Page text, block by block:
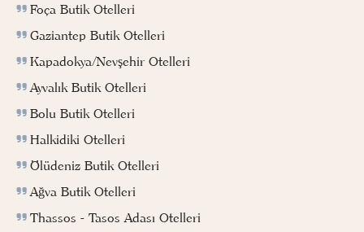
Foça Butik Otelleri
Gaziantep Butik Otelleri
Kapadokya/Nevşehir Otelleri
Ayvalık Butik Otelleri
Bolu Butik Otelleri
Halkidiki Otelleri
Ölüdeniz Butik Otelleri
Ağva Butik Otelleri
Thassos - Tasos Adası Otelleri